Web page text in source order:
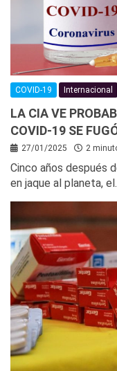
COVID-19 Internacional
LA CIA VE
COVID-19 SE
27/01/2025 2
Cinco años después
en jaque al planeta,